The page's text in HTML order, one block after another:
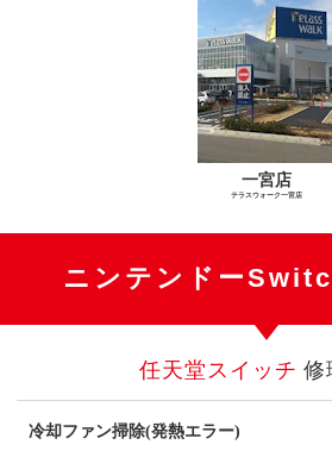
一宮店
テラスウォーク一宮店
ニンテンドー
任天堂スイッチ 修
冷却ファン掃除(発熱エラー)